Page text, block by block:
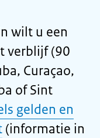
wilt u een
verblijf (90
Curaçao,
of Sint
gelden en
(informatie in